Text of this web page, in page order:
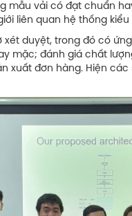
mẫu vải có đạt chuẩn
liên quan hệ thống kiểu
duyệt, trong đó có
mặc; đánh giá chất
xuất đơn hàng. Hiện